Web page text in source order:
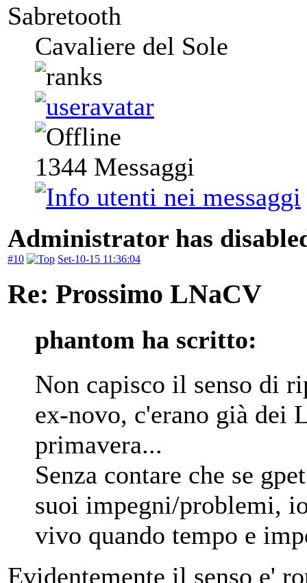
Sabretooth
Cavaliere del Sole
1344 Messaggi
Administrator has
#10 Set-10-15 11:36:04
Re: Prossimo LNaCV
phantom ha scritto:
Non capisco il senso di
ex-novo, c'erano già dei
primavera...
Senza contare che se
suoi impegni/problemi,
vivo quando tempo e
Evidentemente il senso e'